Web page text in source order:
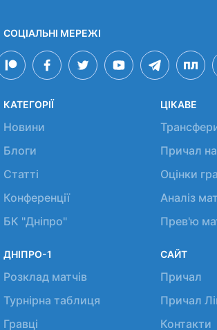
СОЦІАЛЬНІ МЕРЕЖІ
КАТЕГОРІЇ
Новини
Блоги
Статті
Конференції
БК "Дніпро"
ЦІКАВЕ
Причал
Оцінки
Аналіз
Прев'ю
ДНІПРО-1
Розклад матчів
Турнірна таблиця
Гравці
САЙТ
Причал
Причал
Контакти